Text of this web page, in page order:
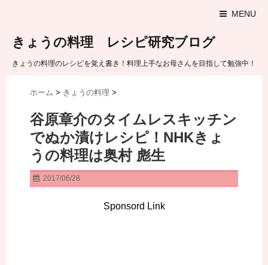
MENU
きょうの料理 レシピ研究ブログ
きょうの料理のレシピを覚え書き！料理上手なお母さんを目指して勉強中！
ホーム > きょうの料理 >
谷原章介のタイムレスキッチン
でぬか漬けレシピ！NHKきょ
うの料理は奥村 彪生
2017/06/28
Sponsord Link